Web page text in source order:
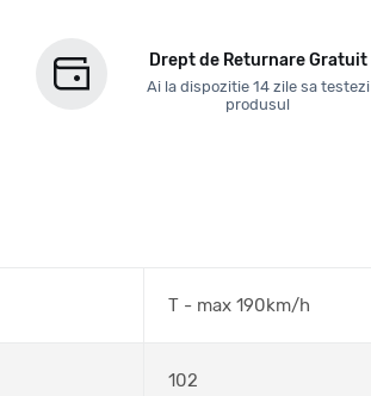
Drept de Returnare Gratuit
Ai la dispozitie 14 zile sa testezi
produsul
T - max 190km/h
102